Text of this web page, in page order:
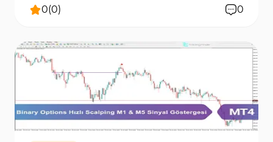
0(0) 0
1013 7467 0